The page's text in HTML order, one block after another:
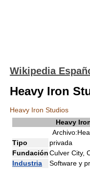
Wikipedia
Heavy Iron
Heavy Iron Studios
Heavy
Tipo
privada
FundaciónCulver City,
Industria
Software y